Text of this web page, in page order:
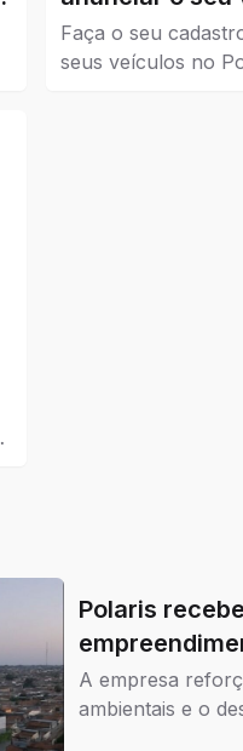
Faça o seu
seus veículos no
Polaris
A empresa
ambientais e o